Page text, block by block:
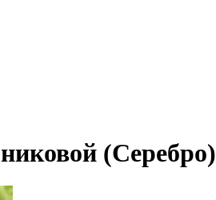
(Серебро)